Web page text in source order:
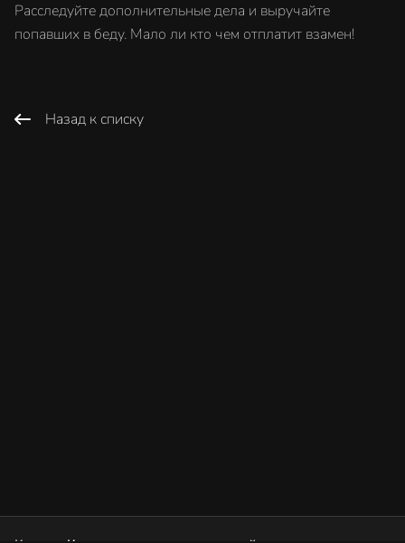
Расследуйте дополнительные дела и выручайте
попавших в беду. Мало ли кто чем отплатит взамен!
Назад к списку